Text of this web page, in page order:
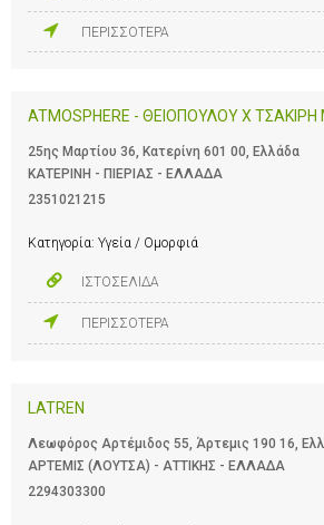
ΠΕΡΙΣΣΟΤΕΡΑ
ATMOSPHERE - ΘΕΙΟΠΟΥΛΟΥ Χ
25ης Μαρτίου 36, Κατερίνη 601 00, Ελλάδα
ΚΑΤΕΡΙΝΗ - ΠΙΕΡΙΑΣ - ΕΛΛΑΔΑ
2351021215
Κατηγορία: Υγεία / Ομορφιά
ΙΣΤΟΣΕΛΙΔΑ
ΠΕΡΙΣΣΟΤΕΡΑ
LATREN
Λεωφόρος Αρτέμιδος 55, Άρτεμις 190 16,
ΑΡΤΕΜΙΣ (ΛΟΥΤΣΑ) - ΑΤΤΙΚΗΣ - ΕΛΛΑΔΑ
2294303300